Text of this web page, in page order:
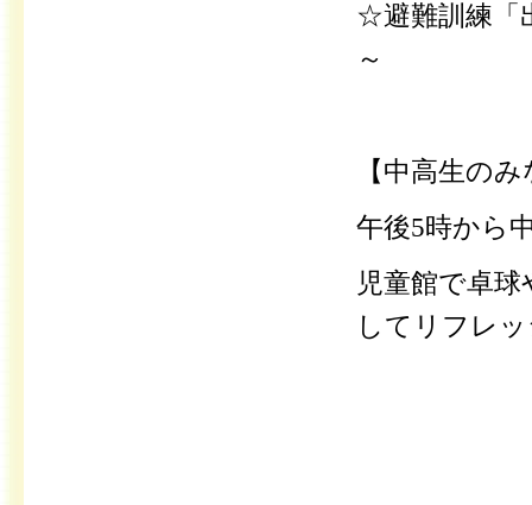
☆避難訓練「
～
【中高生の
午後5時から
児童館で卓
してリフレ